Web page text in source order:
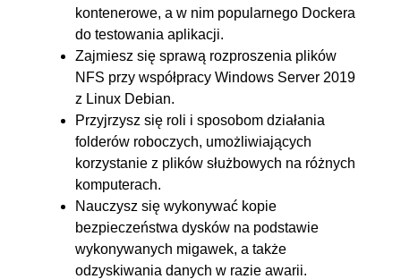
woluminów w tle
7.1. Wykonywanie migawki
OGLĄDAJ »
00:08:55
7.2. Przywrócenie danych
8. RAID - macierz nadmiarowa 00:16:41
8.1. RAID 0
00:09:20
8.2. RAID 1
9. BitLocker - kryptograficzna
ochrona danych
00:21:54
kontenerowe, a w nim popularnego Dockera
do testowania aplikacji.
Zajmiesz się sprawą rozproszenia plików
NFS przy współpracy Windows Server 2019
z Linux Debian.
Przyjrzysz się roli i sposobom działania
folderów roboczych, umożliwiających
korzystanie z plików służbowych na różnych
komputerach.
Nauczysz się wykonywać kopie
bezpieczeństwa dysków na podstawie
wykonywanych migawek, a także
odzyskiwania danych w razie awarii.